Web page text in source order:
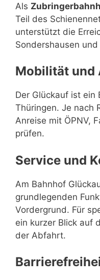
Als
Teil des
unterstützt die
Sondershausen
Mobilität und
Der Glückauf ist ein
Thüringen. Je nach
Anreise mit ÖPNV,
prüfen.
Service und
Am Bahnhof
grundlegenden
Vordergrund. Für
ein kurzer Blick auf
der Abfahrt.